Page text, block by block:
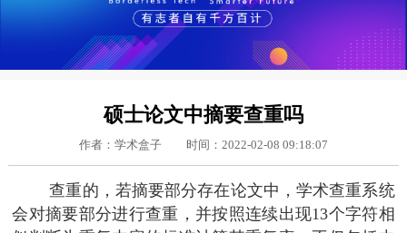
硕士论文中摘要查重吗
作者：学术盒子 时间：2022-02-08 09:18:07
查重的，若摘要部分存在论文中，学术查重系统
会对摘要部分进行查重，并按照连续出现13个字符相